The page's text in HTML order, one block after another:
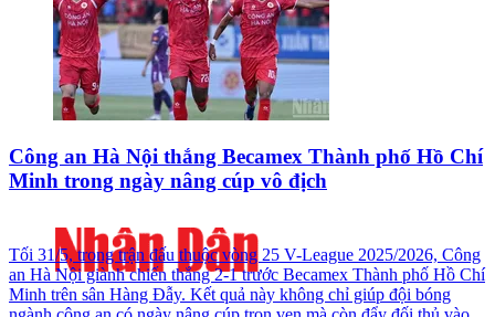
Công an Hà Nội thắng Becamex Thành phố Hồ Chí
Minh trong ngày nâng cúp vô địch
Tối 31/5, trong trận đấu thuộc vòng 25 V-League 2025/2026, Công
an Hà Nội giành chiến thắng 2-1 trước Becamex Thành phố Hồ Chí
Minh trên sân Hàng Đẫy. Kết quả này không chỉ giúp đội bóng